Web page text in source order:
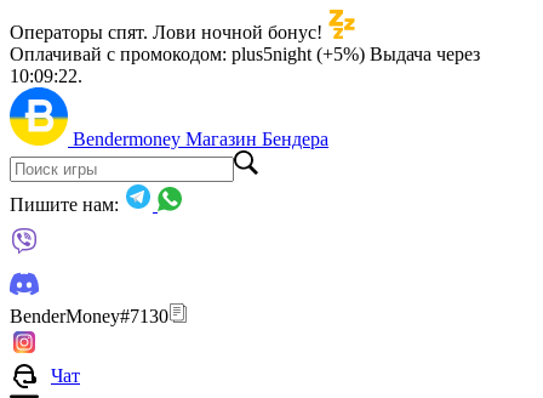
Операторы спят. Лови ночной бонус!
Оплачивай с промокодом: plus5night (+5%) Выдача через
10:09:21.
Bendermoney Магазин Бендера
Пишите нам:
BenderMoney#7130
Чат